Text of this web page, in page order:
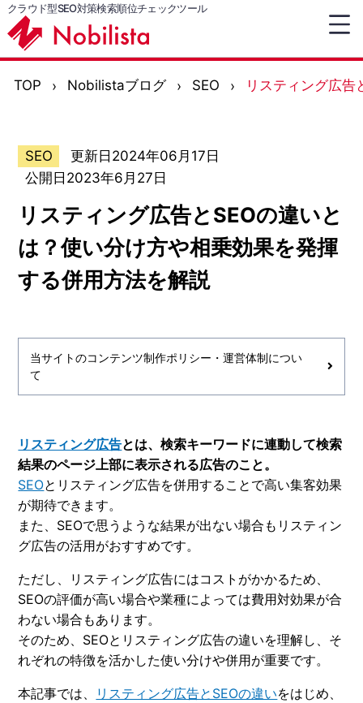
クラウド型SEO対策検索順位チェックツール
TOP Nobilistaブログ SEO リスティング広
SEO
更新日2024年06月17日
公開日2023年6月27日
リスティング広告とSEOの違いと
は？使い分け方や相乗効果を発揮
する併用方法を解説
当サイトのコンテンツ制作ポリシー・運営体制につい
て
リスティング広告とは、検索キーワードに連動して検索
結果のページ上部に表示される広告のこと。
SEOとリスティング広告を併用することで高い集客効果
が期待できます。
また、SEOで思うような結果が出ない場合もリスティン
グ広告の活用がおすすめです。
ただし、リスティング広告にはコストがかかるため、
SEOの評価が高い場合や業種によっては費用対効果が合
わない場合もあります。
そのため、SEOとリスティング広告の違いを理解し、そ
れぞれの特徴を活かした使い分けや併用が重要です。
本記事では、 リスティング広告とSEOの違いをはじめ、